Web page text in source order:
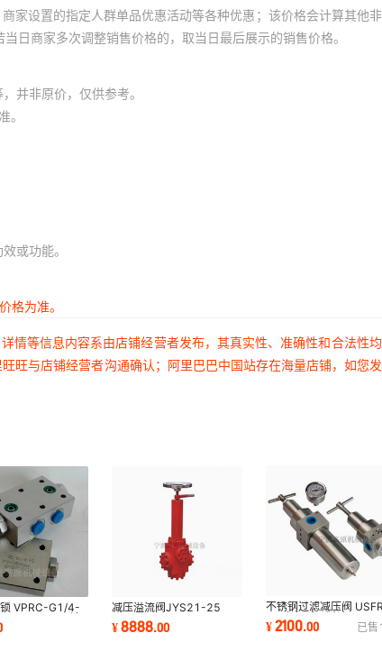
家设置的指定人群单品优惠活动等各种优惠；该价格会计算其他
日商家多次调整销售价格的，取当日最后展示的销售价格。
并非原价，仅供参考。
。
或功能。
格为准。
情等信息内容系由店铺经营者发布，其真实性、准确性和合法性
旺与店铺经营者沟通确认；阿里巴巴中国站存在海量店铺，如您
VPRC-G1/4-
G3/8-15L 液
压锁
减压溢流阀JYS21-25
JYSQ21-25 JYSQ21-25
手气动减压液流阀
¥8888.00
不锈钢过滤减压阀
25 空气减压过滤器
锈钢,PN16 DN25
¥2100.00 已售